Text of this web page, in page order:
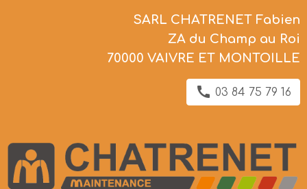
SARL CHATRENET Fabien
ZA du Champ au Roi
70000 VAIVRE ET MONTOILLE
03 84 75 79 16